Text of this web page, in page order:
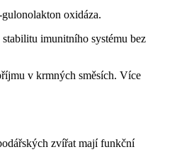
oxidáza.
imunitního systému bez
v krmných směsích. Více
zvířat mají funkční